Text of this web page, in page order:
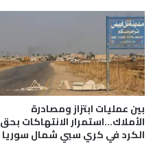
بين عمليات ابتزاز ومصادرة
الأملاك…استمرار الانتهاكات بحق
الكرد في كري سبي شمال سوريا